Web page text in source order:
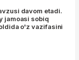
davom etadi.
jamoasi sobiq
o'z vazifasini